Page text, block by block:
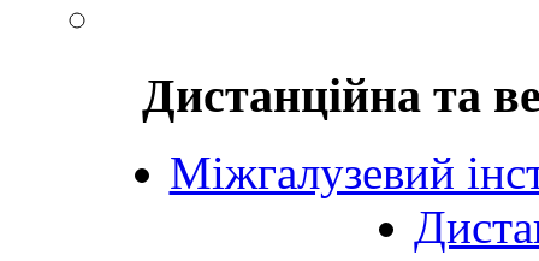
Дистанційна та
Міжгалузевий